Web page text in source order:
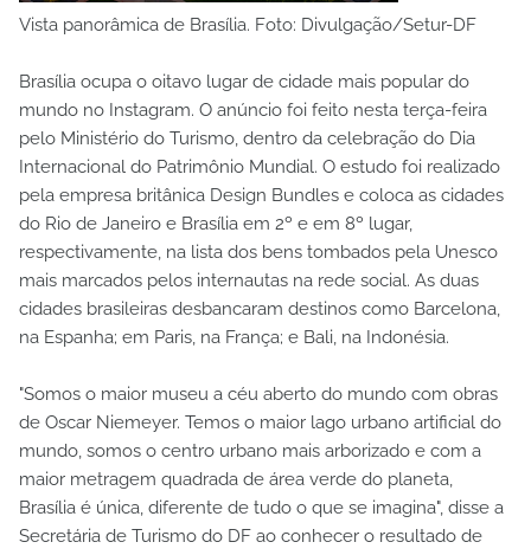
Vista panorâmica de Brasília. Foto: Divulgação/Setur-DF
Brasília ocupa o oitavo lugar de cidade mais popular do
mundo no Instagram. O anúncio foi feito nesta terça-feira
pelo Ministério do Turismo, dentro da celebração do Dia
Internacional do Patrimônio Mundial. O estudo foi realizado
pela empresa britânica Design Bundles e coloca as cidades
do Rio de Janeiro e Brasília em 2º e em 8º lugar,
respectivamente, na lista dos bens tombados pela Unesco
mais marcados pelos internautas na rede social. As duas
cidades brasileiras desbancaram destinos como Barcelona,
na Espanha; em Paris, na França; e Bali, na Indonésia.
"Somos o maior museu a céu aberto do mundo com obras
de Oscar Niemeyer. Temos o maior lago urbano artificial do
mundo, somos o centro urbano mais arborizado e com a
maior metragem quadrada de área verde do planeta,
Brasília é única, diferente de tudo o que se imagina", disse a
Secretária de Turismo do DF ao conhecer o resultado de